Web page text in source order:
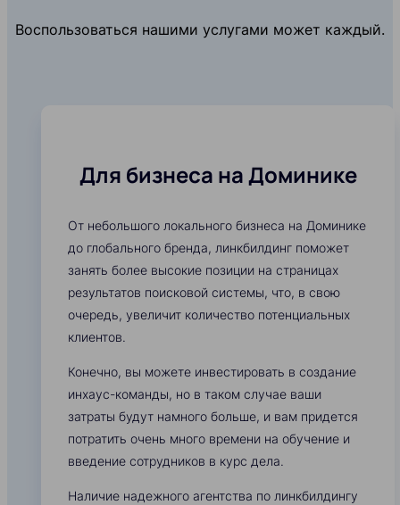
Воспользоваться нашими услугами может каждый.
Для бизнеса на Доминике
От небольшого локального бизнеса на Доминике
до глобального бренда, линкбилдинг поможет
занять более высокие позиции на страницах
результатов поисковой системы, что, в свою
очередь, увеличит количество потенциальных
клиентов.
Конечно, вы можете инвестировать в создание
инхаус-команды, но в таком случае ваши
затраты будут намного больше, и вам придется
потратить очень много времени на обучение и
введение сотрудников в курс дела.
Наличие надежного агентства по линкбилдингу